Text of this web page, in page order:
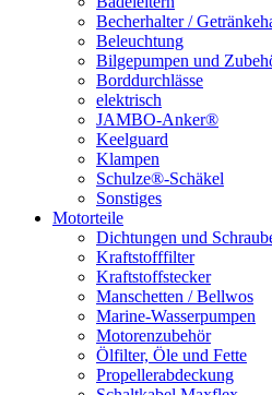
Becherhalter /
Beleuchtung
Bilgepumpen und
Borddurchlässe
elektrisch
JAMBO-Anker®
Keelguard
Klampen
Schulze®-Schäkel
Sonstiges
Motorteile
Dichtungen und
Kraftstofffilter
Kraftstoffstecker
Manschetten / Bellwos
Marine-Wasserpumpen
Motorenzubehör
Ölfilter, Öle und Fette
Propellerabdeckung